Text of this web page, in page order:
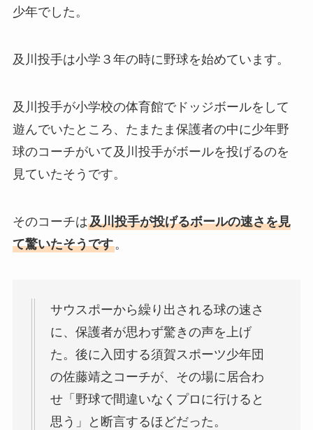
少年でした。
及川投手は小学３年の時に野球を始めています。
及川投手が小学校の体育館でドッジボールをして
遊んでいたところ、たまたま保護者の中に少年野
球のコーチがいて及川投手がボールを投げるのを
見ていたそうです。
そのコーチは及川投手が投げるボールの速さを見
て驚いたそうです。
サウスポーから繰り出される球の速さ
に、保護者が思わず驚きの声を上げ
た。後に入団する須賀スポーツ少年団
の佐藤靖之コーチが、その場に居合わ
せ「野球で間違いなくプロに行けると
思う」と断言するほどだった。